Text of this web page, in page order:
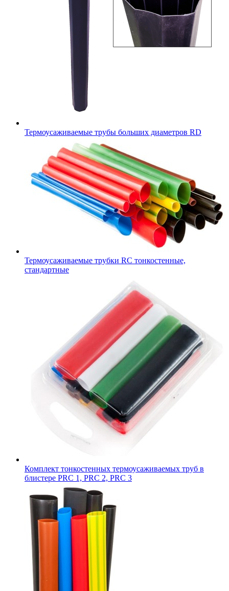
Термоусаживаемые трубы больших диаметров RD
Термоусаживаемые трубки RC тонкостенные,
стандартные
Комплект тонкостенных термоусаживаемых труб в
блистере PRC 1, PRC 2, PRC 3